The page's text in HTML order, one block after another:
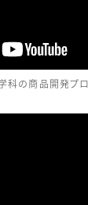
科の商品開発プロ